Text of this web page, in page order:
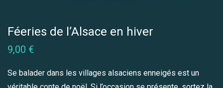
Féeries de l’Alsace en hiver
9,00 €
Se balader dans les villages alsaciens enneigés est un